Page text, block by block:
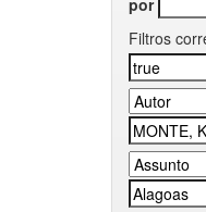
Filtros